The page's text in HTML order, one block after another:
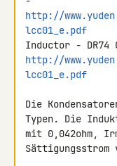
http://
lcc01_e.pdf
http://
lcc01_e.pdf
Die
Typen. Die
mit 0,042ohm,
Sättigungsstrom